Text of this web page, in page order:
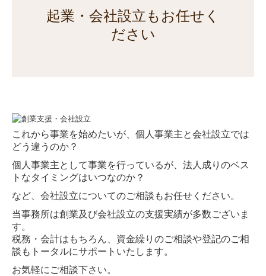
法人・個人事業者の方
事業承継・M＆A
相続税・資産税
確定申告
料金について
よくある質問
起業・会社設立もお任せく
ださい
これから事業を始めたいが、個人事業主と会社設立では
どう違うのか？
個人事業主として事業を行っているが、法人成りのベス
トなタイミングはいつなのか？
など、会社設立についてのご相談もお任せください。
当事務所は創業及び会社設立の支援実績が多数ございま
す。
税務・会計はもちろん、資金繰りのご相談や登記のご相
談もトータルにサポートいたします。
お気軽にご相談下さい。